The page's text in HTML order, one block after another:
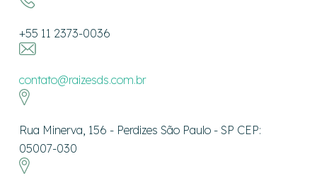
+55 11 2373-0036
contato@raizesds.com.br
Rua Minerva, 156 - Perdizes São Paulo - SP CEP:
05007-030